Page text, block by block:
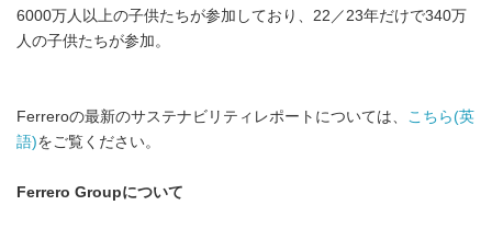
6000万人以上の子供たちが参加しており、22／23年だけで340万
人の子供たちが参加。
Ferreroの最新のサステナビリティレポートについては、 こちら(英
語)をご覧ください。
Ferrero Groupについて